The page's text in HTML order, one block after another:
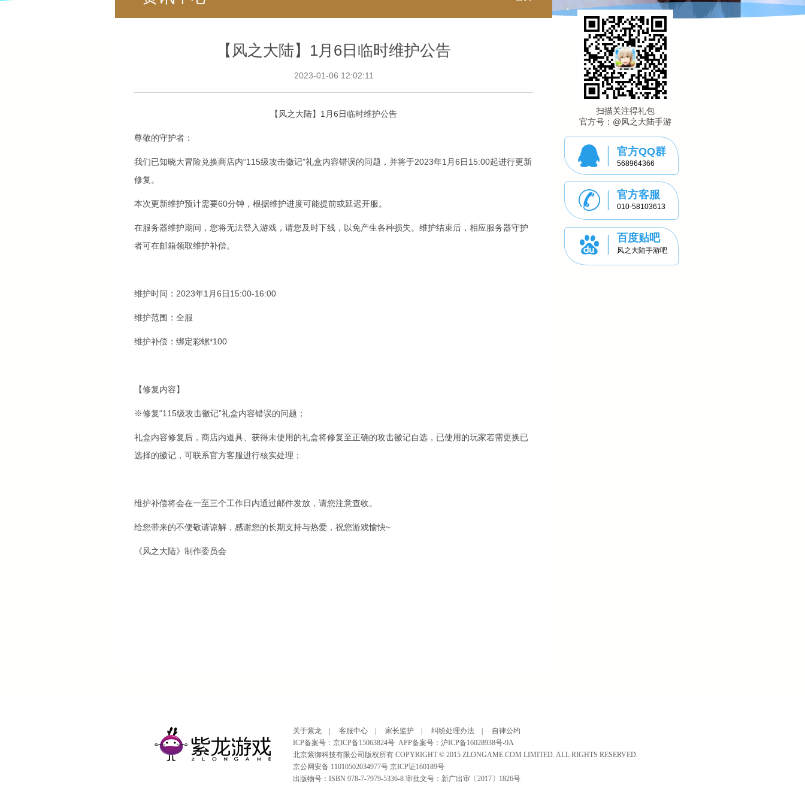
【风之大陆】1月6日临时维护公告
2023-01-06 12:02:11
【风之大陆】1月6日临时维护公告
尊敬的守护者：
我们已知晓大冒险兑换商店内“115级攻击徽记”礼盒内容错误的问题，并将于2023年1月6日15:00起进行更新
修复。
本次更新维护预计需要60分钟，根据维护进度可能提前或延迟开服。
在服务器维护期间，您将无法登入游戏，请您及时下线，以免产生各种损失。维护结束后，相应服务器守护
者可在邮箱领取维护补偿。
维护时间：2023年1月6日15:00-16:00
维护范围：全服
维护补偿：绑定彩螺*100
【修复内容】
※修复“115级攻击徽记”礼盒内容错误的问题；
礼盒内容修复后，商店内道具、获得未使用的礼盒将修复至正确的攻击徽记自选，已使用的玩家若需更换已
选择的徽记，可联系官方客服进行核实处理；
维护补偿将会在一至三个工作日内通过邮件发放，请您注意查收。
给您带来的不便敬请谅解，感谢您的长期支持与热爱，祝您游戏愉快~
《风之大陆》制作委员会
扫描关注得礼包
官方号：@风之大陆手游
官方QQ群
568964366
官方客服
010-58103613
百度贴吧
风之大陆手游吧
关于紫龙 客服中心 家长监护 纠纷处理办法
自律公约
ICP备案号：京ICP备15063824号 APP备案号：沪ICP备16028938号-9A
北京紫御科技有限公司版权所有 COPYRIGHT © 2015 ZLONGAME.COM LIMITED. ALL RIGHTS RESERVED.
京公网安备 11010502034977号 京ICP证160189号
出版物号：ISBN 978-7-7979-5336-8 审批文号：新广出审〔2017〕1826号